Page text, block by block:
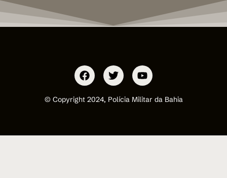
© Copyright 2024, Polícia Militar da Bahia